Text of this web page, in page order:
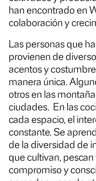
cocina asiática, al
enfocado en
han encontrado
colaboración y
Las personas
provienen de
acentos y
manera única.
otros en las
ciudades. En las
cada espacio, el